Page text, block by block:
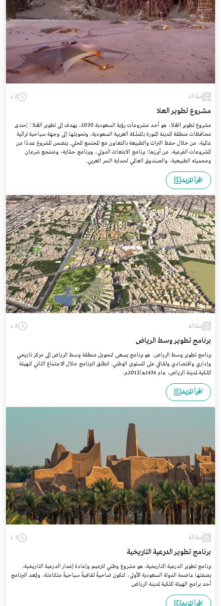
مقالة 2 د
مشروع تطوير العلا
مشروع تطوير العُلا، هو أحد مشروعات رؤية السعودية 2030، يهدف إلى تطوير العُلا؛ إحدى
محافظات منطقة المدينة المنورة بالمملكة العربية السعودية، وتحويلها إلى وجهة سياحية تراثية
عالمية، من خلال حفظ التراث والطبيعة بالتعاون مع المجتمع المحلي. يتضمن المشروع عددًا من
المشروعات الفرعية، من أبرزها: برنامج الابتعاث الدولي، وبرنامج حمّاية، ومنتجع شرعان
ومحميته الطبيعية، والصندوق العالمي لحماية النمر العربي.
اقرأ المزيد
مقالة 4 د
برنامج تطوير وسط الرياض
برنامج تطوير وسط الرياض، هو برنامج يسعى لتحويل منطقة وسط الرياض إلى مركز تاريخي
وإداري واقتصادي وثقافي على المستوى الوطني. انطلق البرنامج خلال الاجتماع الثاني للهيئة
الملكية لمدينة الرياض، عام 1434هـ/2013م.
اقرأ المزيد
مقالة 3 د
برنامج تطوير الدرعية التاريخية
برنامج تطوير الدرعية التاريخية، هو مشروع وطني لترميم وإعادة إعمار الدرعية التاريخية،
بصفتها عاصمة الدولة السعودية الأولى، لتكون ضاحيةً ثقافيةً سياحيةً متكاملة، ويُعد البرنامج
أحد برامج الهيئة الملكية لمدينة الرياض.
اقرأ المزيد